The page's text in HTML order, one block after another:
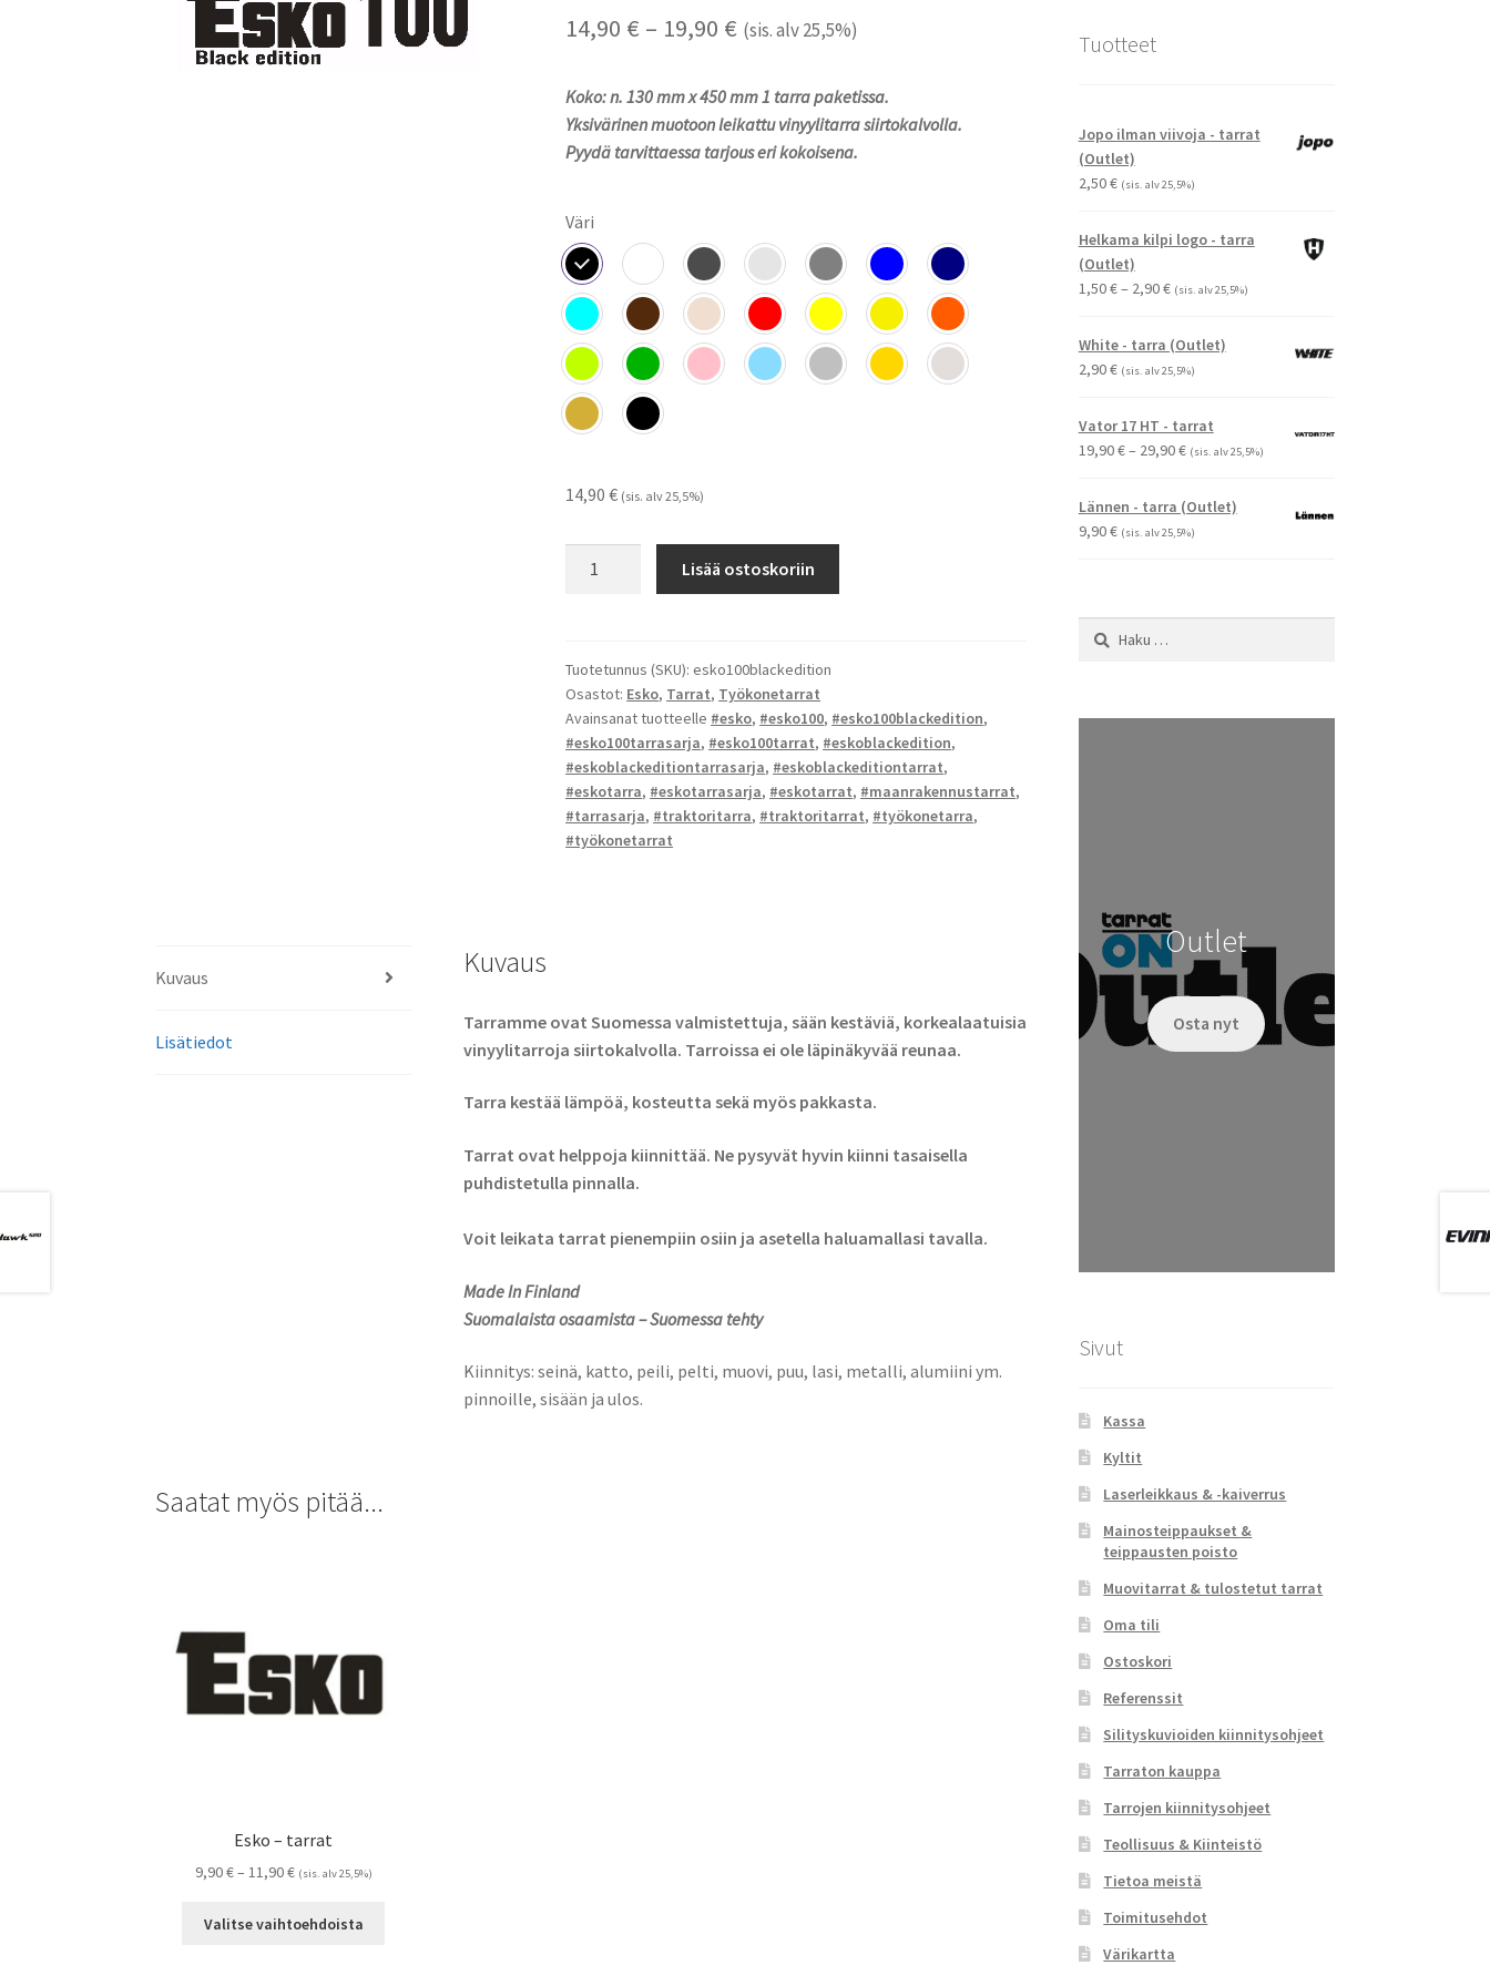
14,90 € – 19,90 € Hintaluokka:
-
19,90 €
(sis. alv 25,5%)
Koko: n. 130 mm x 450 mm 1 tarra paketissa.
Yksivärinen muotoon leikattu vinyylitarra siirtokalvolla.
Pyydä tarvittaessa tarjous eri kokoisena.
Väri
14,90€ (sis. alv 25,5%)
-
tarrat
määrä
Lisää ostoskoriin
Tuotetunnus (SKU):esko100blackedition
Osastot: Esko, Tarrat, Työkonetarrat
Avainsanat tuotteelle #esko, #esko100, #esko100blackedition,
#esko100tarrasarja, #esko100tarrat, #eskoblackedition,
#eskoblackeditiontarrasarja, #eskoblackeditiontarrat,
#eskotarra, #eskotarrasarja, #eskotarrat, #maanrakennustarrat,
#tarrasarja, #traktoritarra, #traktoritarrat, #työkonetarra,
#työkonetarrat
Kuvaus
Lisätiedot
Kuvaus
Tarramme ovat Suomessa valmistettuja, sään kestäviä, korkealaatuisia
vinyylitarroja siirtokalvolla. Tarroissa ei ole läpinäkyvää reunaa.
Tarra kestää lämpöä, kosteutta sekä myös pakkasta.
Tarrat ovat helppoja kiinnittää. Ne pysyvät hyvin kiinni tasaisella
puhdistetulla pinnalla.
Voit leikata tarrat pienempiin osiin ja asetella haluamallasi tavalla.
Made In Finland
Suomalaista osaamista – Suomessa tehty
Kiinnitys: seinä, katto, peili, pelti, muovi, puu, lasi, metalli, alumiini ym.
pinnoille, sisään ja ulos.
Saatat myös pitää...
Esko – tarrat
9,90€– 11,90€Hintaluokka:
-
(sis. alv 25,5%)
Valitse vaihtoehdoista
Tuotteet
Jopo ilman viivoja - tarrat
(Outlet)
2,50€ (sis. alv 25,5%)
Helkama kilpi logo - tarra
(Outlet)
1,50€– 2,90€Hintaluokka:
-
(sis. alv 25,5%)
White - tarra (Outlet)
2,90€ (sis. alv 25,5%)
Vator 17 HT - tarrat
19,90€– 29,90€Hintaluokka:
-
(sis. alv 25,5%)
Lännen - tarra (Outlet)
9,90€ (sis. alv 25,5%)
Haku:
Outlet
Osta nyt
Sivut
Kassa
Kyltit
Laserleikkaus & -kaiverrus
Mainosteippaukset &
teippausten poisto
Muovitarrat & tulostetut tarrat
Oma tili
Ostoskori
Referenssit
Silityskuvioiden kiinnitysohjeet
Tarraton kauppa
Tarrojen kiinnitysohjeet
Teollisuus & Kiinteistö
Tietoa meistä
Toimitusehdot
Värikartta